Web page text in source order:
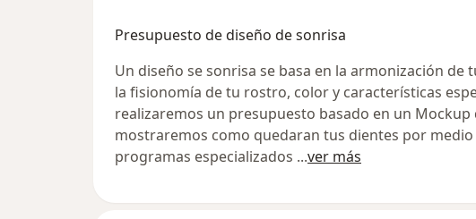
Presupuesto de diseño de sonrisa
Un diseño se sonrisa se basa en la armonización de
la fisionomía de tu rostro, color y características
realizaremos un presupuesto basado en un Mockup
mostraremos como quedaran tus dientes por
programas especializados ...ver más